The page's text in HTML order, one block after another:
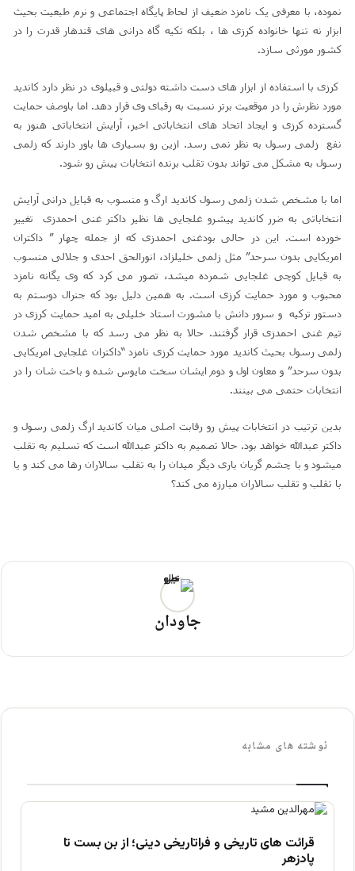
نموده، با معرفی یک نامزد ضعیف از لحاظ پایگاه اجتماعی و نرم طبعیت بحیث
ابزار نه تنها خانواده کرزی ها ، بلکه تکیه گاه درانی های قندهار قدرت را در
کشور مورثی سازد.
کرزی با استفاده از ابزار های دست داشته دولتی و قبیلوی در نظر دارد کاندید
مورد نظرش را در موقعیت برتر نسبت به رقبای وی قرار دهد. اما باوصف حمایت
گسترده کرزی و ایجاد اتحاد های انتخاباتی اخیر، آرایش انتخاباتی هنوز به
نفع زلمی رسول به نظر نمی رسد. ازین رو بسیاری ها باور دارند که زلمی
رسول به مشکل می تواند بدون تقلب برنده انتخابات پیش رو شود.
اما با مشخص شدن زلمی رسول کاندید ارگ و منسوب به قبایل درانی آرایش
انتخاباتی به ضرر کاندید پیشرو غلجایی ها نظیر داکتر غنی احمدزی تغییر
خورده است. این در حالی بودغنی احمدزی که از جمله چهار ” داکتران
امریکایی بدون سرحد” مثل زلمی خلیلزاد، انورالحق احدی و جلالی منسوب
به قبایل کوچی غلجایی شمرده میشد، تصور می کرد که وی یگانه نامزد
محبوب و مورد حمایت کرزی است. به همین دلیل بود که جنرال دوستم به
دستور ترکیه و سرور دانش با مشورت استاد خلیلی به امید حمایت کرزی در
تیم غنی احمدزی قرار گرفتند. حالا به نظر می رسد که با مشخص شدن
زلمی رسول بحیث کاندید مورد حمایت کرزی نامزد “داکتران غلجایی امریکایی
بدون سرحد” و معاون اول و دوم ایشان سخت مایوس شده و باخت شان را در
انتخابات حتمی می بینند.
بدین ترتیب در انتخابات پیش رو رقابت اصلی میان کاندید ارگ زلمی رسول و
داکتر عبدالله خواهد بود. حالا تصمیم به داکتر عبدالله است که تسلیم به تقلب
میشود و با چشم گریان باری دیگر میدان را به تقلب سالاران رها می کند و یا
با تقلب و تقلب سالاران مبارزه می کند؟
جاودان
نوشته های مشابه
قرائت های تاریخی و فراتاریخی دینی؛ از بن بست تا
پادزهر